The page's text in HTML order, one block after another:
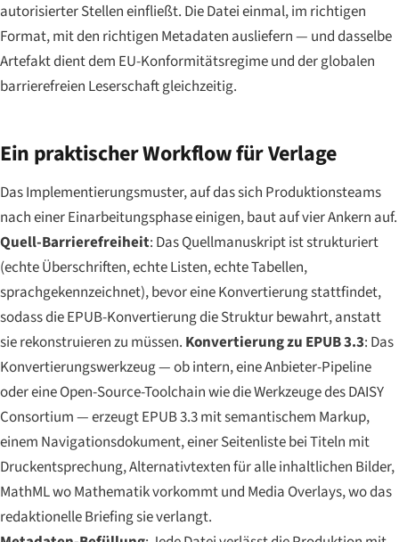
autorisierter Stellen einfließt. Die Datei einmal, im richtigen
Format, mit den richtigen Metadaten ausliefern — und dasselbe
Artefakt dient dem EU-Konformitätsregime und der globalen
barrierefreien Leserschaft gleichzeitig.
Ein praktischer Workflow für Verlage
Das Implementierungsmuster, auf das sich Produktionsteams
nach einer Einarbeitungsphase einigen, baut auf vier Ankern auf.
Quell-Barrierefreiheit: Das Quellmanuskript ist strukturiert
(echte Überschriften, echte Listen, echte Tabellen,
sprachgekennzeichnet), bevor eine Konvertierung stattfindet,
sodass die EPUB-Konvertierung die Struktur bewahrt, anstatt
sie rekonstruieren zu müssen. Konvertierung zu EPUB 3.3: Das
Konvertierungswerkzeug — ob intern, eine Anbieter-Pipeline
oder eine Open-Source-Toolchain wie die Werkzeuge des DAISY
Consortium — erzeugt EPUB 3.3 mit semantischem Markup,
einem Navigationsdokument, einer Seitenliste bei Titeln mit
Druckentsprechung, Alternativtexten für alle inhaltlichen Bilder,
MathML wo Mathematik vorkommt und Media Overlays, wo das
redaktionelle Briefing sie verlangt.